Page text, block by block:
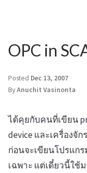
OPC in
Posted Dec 13, 2007
ByAnuchit Vasinonta
ได้คุยกับคนที่เขียน
device และเครื่องจั
ก่อนจะเขียนโปรแก
เฉพาะ แต่เดี๋ยวนี้ใช้